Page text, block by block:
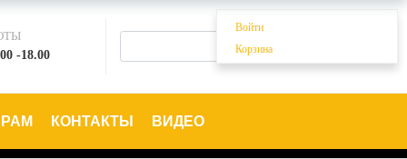
-18.00
КОНТАКТЫ ВИДЕО
Войти
Корзина